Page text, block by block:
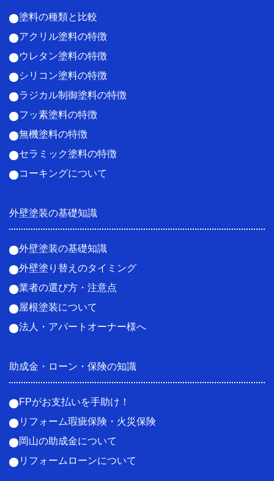
外壁塗装の基礎知識
外壁塗装の基礎知識
外壁塗り替えのタイミング
業者の選び方・注意点
屋根塗装について
法人・アパートオーナー様へ
塗料の種類と比較
アクリル塗料の特徴
ウレタン塗料の特徴
シリコン塗料の特徴
ラジカル制御塗料の特徴
フッ素塗料の特徴
無機塗料の特徴
セラミック塗料の特徴
コーキングについて
助成金・ローン・保険の知識
FPがお支払いを手助け！
リフォーム瑕疵保険・火災保険
岡山の助成金について
リフォームローンについて